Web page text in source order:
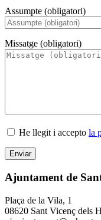
Assumpte (obligatori)
Missatge (obligatori)
He llegit i accepto la
Ajuntament de
Plaça de la Vila, 1
08620 Sant Vicenç dels